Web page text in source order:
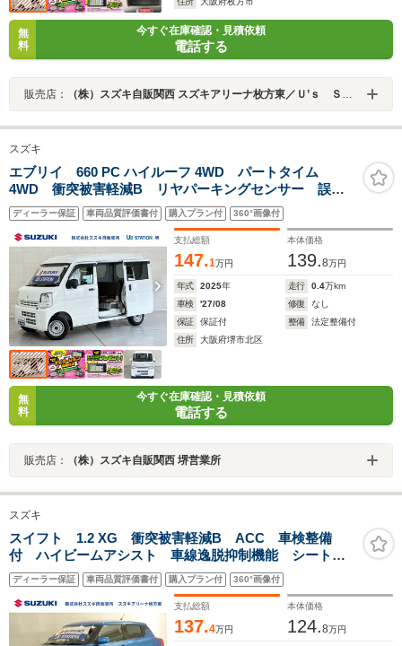
無
料
今すぐ在庫確認・見積依頼
電話する
販売店： （株）スズキ自販関西 スズキアリーナ枚方東／Ｕ’ｓ ＳＴＡＴＩＯＮ枚方
スズキ
エブリイ 660 PC ハイルーフ 4WD パートタイム
4WD 衝突被害軽減B リヤパーキングセンサー 誤発
進抑制機能 シートヒーター LED ハイビームアシス
ト 後席両側スライドドア キーレスエントリー スペ
アタイヤ 運転席・助手席エアバック
ディーラー保証 車両品質評価書付 購入プラン付 360°画像付
支払総額
147.1万円
本体価格
139.8万円
年式 2025年 走行 0.4万km
車検
'27/08 修復
なし
保証
保証付 整備
法定整備付
住所
大阪府堺市北区
無
料
今すぐ在庫確認・見積依頼
電話する
販売店： （株）スズキ自販関西 堺営業所
スズキ
スイフト 1.2 XG 衝突被害軽減B ACC 車検整備
付 ハイビームアシスト 車線逸脱抑制機能 シートヒ
ーター フロアマット スマートキー セキュリティー
アラーム サイド・カーテンエアバック ブラインドス
ポットモニター
ディーラー保証 車両品質評価書付 購入プラン付 360°画像付
支払総額
137.4万円
本体価格
124.8万円